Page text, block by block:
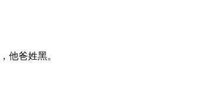
他爸姓黑。